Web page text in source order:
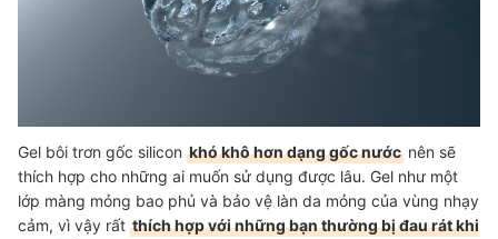
Gel bôi trơn gốc silicon khó khô hơn dạng gốc nước nên sẽ
thích hợp cho những ai muốn sử dụng được lâu. Gel như một
lớp màng mỏng bao phủ và bảo vệ làn da mỏng của vùng nhạy
cảm, vì vậy rất thích hợp với những bạn thường bị đau rát khi